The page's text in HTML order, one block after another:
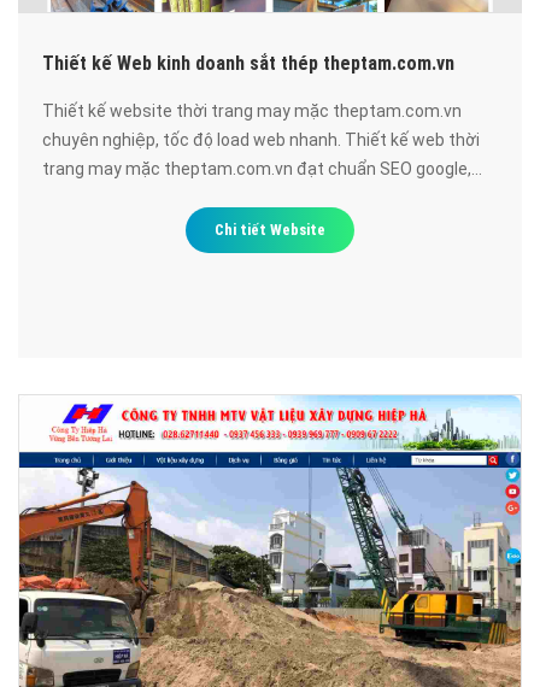
Thiết kế Web kinh doanh sắt thép theptam.com.vn
Thiết kế website thời trang may mặc theptam.com.vn
chuyên nghiệp, tốc độ load web nhanh. Thiết kế web thời
trang may mặc theptam.com.vn đạt chuẩn SEO google,
Chi tiết Website